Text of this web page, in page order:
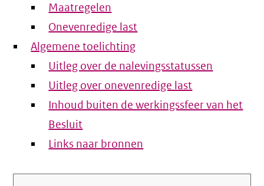
Maatregelen
Onevenredige last
Algemene toelichting
Uitleg over de nalevingsstatussen
Uitleg over onevenredige last
Inhoud buiten de werkingssfeer van het
Besluit
Links naar bronnen